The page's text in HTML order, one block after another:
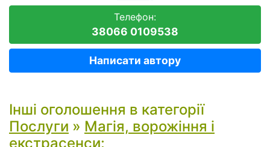
Телефон:
38066 0109538
Написати автору
Інші оголошення в категорії
Послуги » Магія, ворожіння і
екстрасенси: